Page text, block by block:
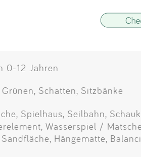
0-12 Jahren
Schatten, Sitzbänke
Spielhaus, Seilbahn,
Wasserspiel /
Hängematte,